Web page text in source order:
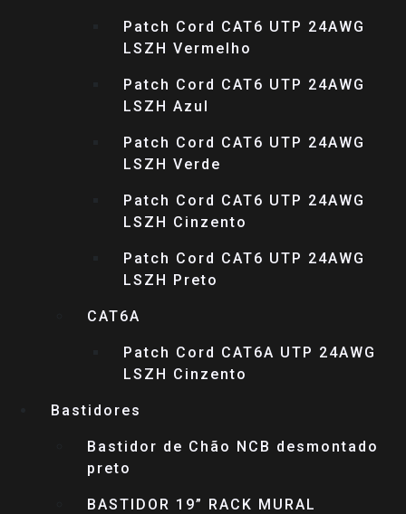
Patch Cord CAT6 UTP 24AWG
LSZH Vermelho
Patch Cord CAT6 UTP 24AWG
LSZH Azul
Patch Cord CAT6 UTP 24AWG
LSZH Verde
Patch Cord CAT6 UTP 24AWG
LSZH Cinzento
Patch Cord CAT6 UTP 24AWG
LSZH Preto
CAT6A
Patch Cord CAT6A UTP 24AWG
LSZH Cinzento
Bastidores
Bastidor de Chão NCB desmontado
preto
BASTIDOR 19” RACK MURAL